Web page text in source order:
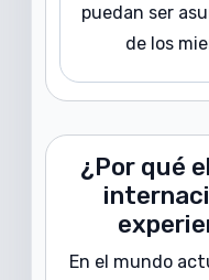
puedan ser
de los
¿Por qué
En el mundo